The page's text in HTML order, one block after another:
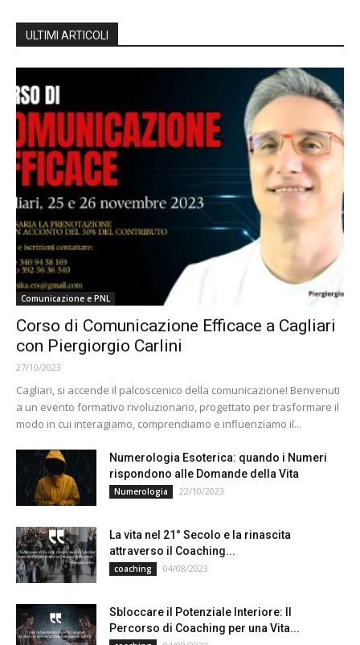
ULTIMI ARTICOLI
Comunicazione e PNL
Corso di Comunicazione Efficace a Cagliari
con Piergiorgio Carlini
27/10/2023
Cagliari, si accende il palcoscenico della comunicazione! Benvenuti
a un evento formativo rivoluzionario, progettato per trasformare il
modo in cui interagiamo, comprendiamo e influenziamo il...
Numerologia Esoterica: quando i Numeri
rispondono alle Domande della Vita
Numerologia 22/10/2023
La vita nel 21° Secolo e la rinascita
attraverso il Coaching...
coaching 04/08/2023
Sbloccare il Potenziale Interiore: Il
Percorso di Coaching per una Vita...